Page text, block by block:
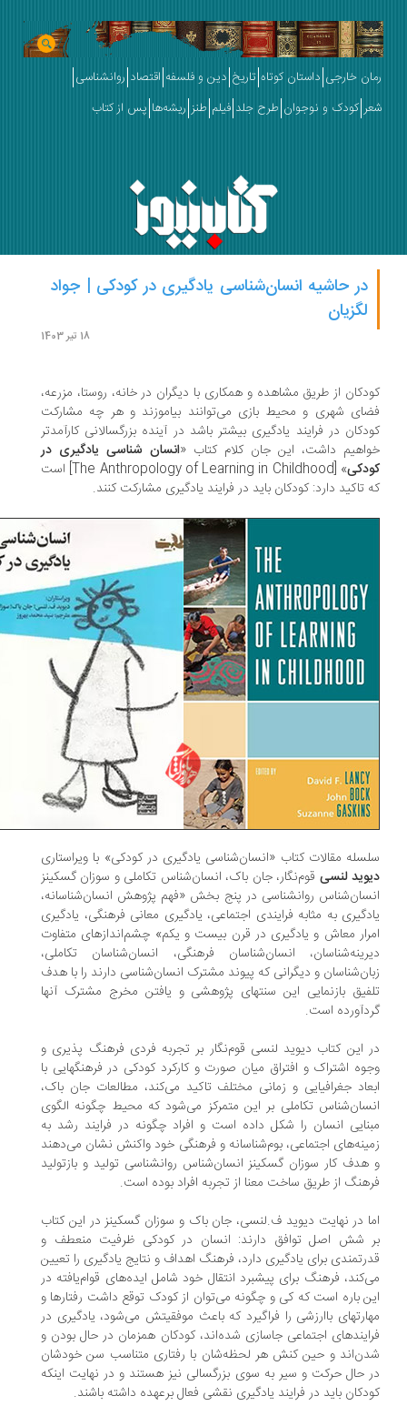
خارجی داستان کوتاه تاریخ دین و فلسفه اقتصاد روانشناسی
کودک و نوجوان طرح جلد فیلم طنز ریشه‌ها پس از کتاب
در حاشیه انسان‌شناسی یادگیری در کودکی | جواد
لگزیان
از طریق مشاهده و همکاری با دیگران در خانه، روستا، مزرعه،
شهری و محیط بازی می‌توانند بیاموزند و هر چه مشارکت
در فرایند یادگیری بیشتر باشد در آینده بزرگسالانی کارآمدتر
داشت، این جان کلام کتاب «انسان شناسی یادگیری در
» [The Anthropology of Learning in Childhood] است
تاکید دارد: کودکان باید در فرایند یادگیری مشارکت کنند.
مقالات کتاب «انسان‌شناسی یادگیری در کودکی» با ویراستاری
لنسیقوم‌نگار، جان باک، انسان‌شناس تکاملی و سوزان گسکینز
روانشناسی در پنج بخش «فهم پژوهش انسان‌شناسانه،
به مثابه فرایندی اجتماعی، یادگیری معانی فرهنگی، یادگیری
معاش و یادگیری در قرن بیست و یکم» چشم‌اندازهای متفاوت
انسان‌شناسان فرهنگی، انسان‌شناسان تکاملی،
و دیگرانی که پیوند مشترک انسان‌شناسی دارند را با هدف
بازنمایی این سنتهای پژوهشی و یافتن مخرج مشترک آنها
است.
این کتاب دیوید لنسی قوم‌نگار بر تجربه فردی فرهنگ پذیری و
اشتراک و افتراق میان صورت و کارکرد کودکی در فرهنگهایی با
جغرافیایی و زمانی مختلف تاکید می‌کند، مطالعات جان باک،
تکاملی بر این متمرکز می‌شود که محیط چگونه الگوی
انسان را شکل داده است و افراد چگونه در فرایند رشد به
اجتماعی، بوم‌شناسانه و فرهنگی خود واکنش نشان می‌دهند
کار سوزان گسکینز انسان‌شناس روانشناسی تولید و بازتولید
از طریق ساخت معنا از تجربه افراد بوده است.
در نهایت دیوید ف.لنسی، جان باک و سوزان گسکینز در این کتاب
شش اصل توافق دارند: انسان در کودکی ظرفیت منعطف و
برای یادگیری دارد، فرهنگ اهداف و نتایج یادگیری را تعیین
فرهنگ برای پیشبرد انتقال خود شامل ایده‌های قوام‌یافته در
باره است که کی و چگونه می‌توان از کودک توقع داشت رفتارها و
باارزشی را فراگیرد که باعث موفقیتش می‌شود، یادگیری در
اجتماعی جاسازی شده‌اند، کودکان همزمان در حال بودن و
و حین کنش هر لحظه‌شان با رفتاری متناسب سن خودشان
حال حرکت و سیر به سوی بزرگسالی نیز هستند و در نهایت اینکه
باید در فرایند یادگیری نقشی فعال برعهده داشته باشند.